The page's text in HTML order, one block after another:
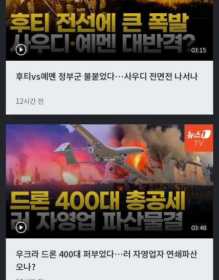
03:15
후티vs예멘 정부군 불붙었다…사우디 전면전 나서나
12시간 전
03:48
우크라 드론 400대 퍼부었다…러 자영업자 연쇄파산
오나?